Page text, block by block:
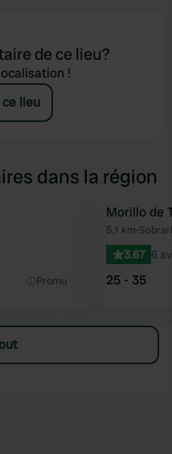
de ce lieu?
!
lieu
dans la région
Préféré
Promu
Morillo de
5,1 km•
3.67 6
25 - 35